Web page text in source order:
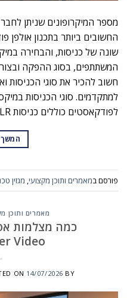
מספר המיקרופונים שניתן
החשובים ביותר בתכנון
שונה של כניסות, והבחירה
המשתתפים, בסוג ההפקה
חשוב להכיר את סוגי הכניסות
למתקדמים. סוגי הכניסות
לפודקאסטים כוללים כניסות XLR שהן הסטנדרט […]
פורסם במאמרים ותוכן מקצועי מגזין
מאמרים ותוכן
כמה מצלמות
Video
ON 14/07/2026 BY